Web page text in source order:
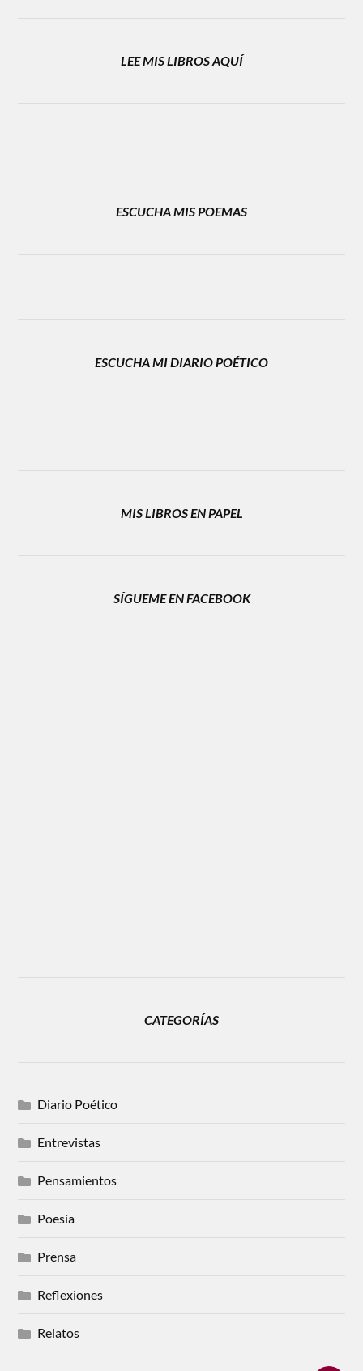
LEE MIS LIBROS AQUÍ
ESCUCHA MIS POEMAS
ESCUCHA MI DIARIO POÉTICO
MIS LIBROS EN PAPEL
SÍGUEME EN FACEBOOK
CATEGORÍAS
Diario Poético
Entrevistas
Pensamientos
Poesía
Prensa
Reflexiones
Relatos